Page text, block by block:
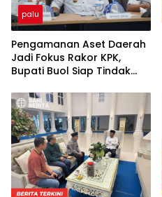
palu
Pengamanan Aset Daerah
Jadi Fokus Rakor KPK,
Bupati Buol Siap Tindak